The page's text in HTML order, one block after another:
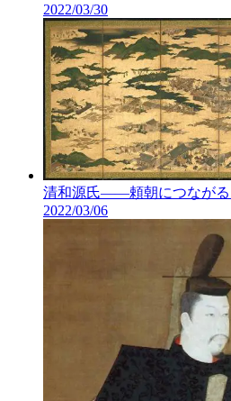
2022/03/30
清和源氏――頼朝につながる
2022/03/06